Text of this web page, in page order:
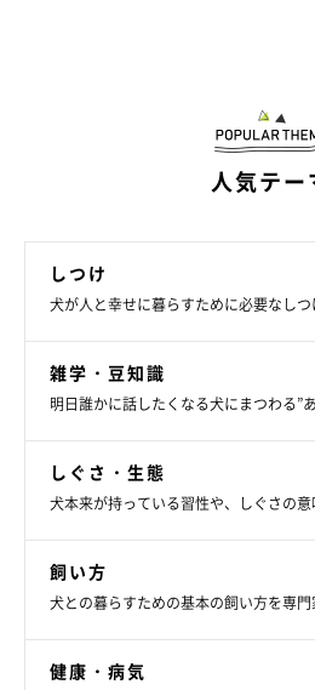
が、「早く治す」ということ一番大
監修：いぬのきもち獣医師相談室
※記事と写真に関連性はありませんの
と注意点
人気テー
しつけ
犬が人と幸せに暮らすために必要なし
雑学・豆知識
明日誰かに話したくなる犬にまつわる”
しぐさ・生態
犬本来が持っている習性や、しぐさの
飼い方
犬との暮らすための基本の飼い方を専
健康・病気